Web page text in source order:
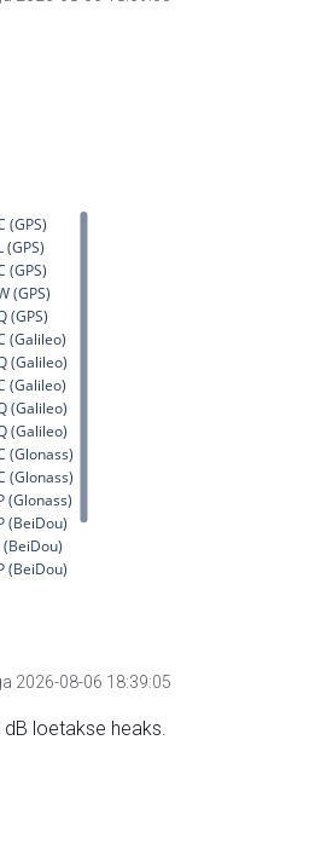
2026-08-06 18:39:05
loetakse heaks.